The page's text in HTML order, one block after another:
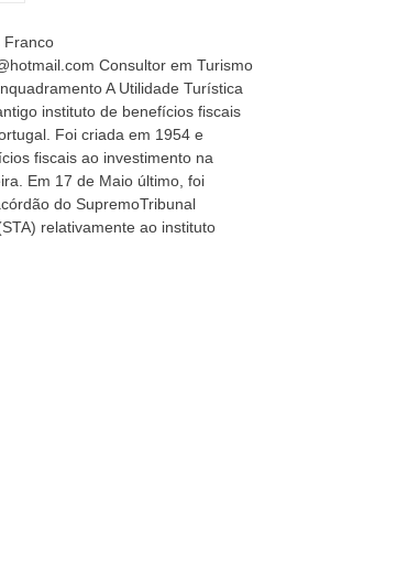
Franco
Consultor em Turismo
A Utilidade Turística
instituto de benefícios fiscais
Foi criada em 1954 e
fiscais ao investimento na
Em 17 de Maio último, foi
do SupremoTribunal
relativamente ao instituto